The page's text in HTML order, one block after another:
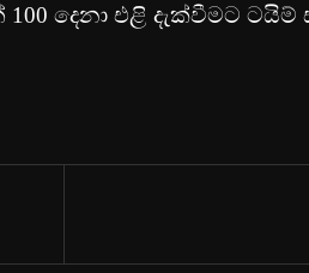
දෙනා එළි දැක්වීමට ටයිම්